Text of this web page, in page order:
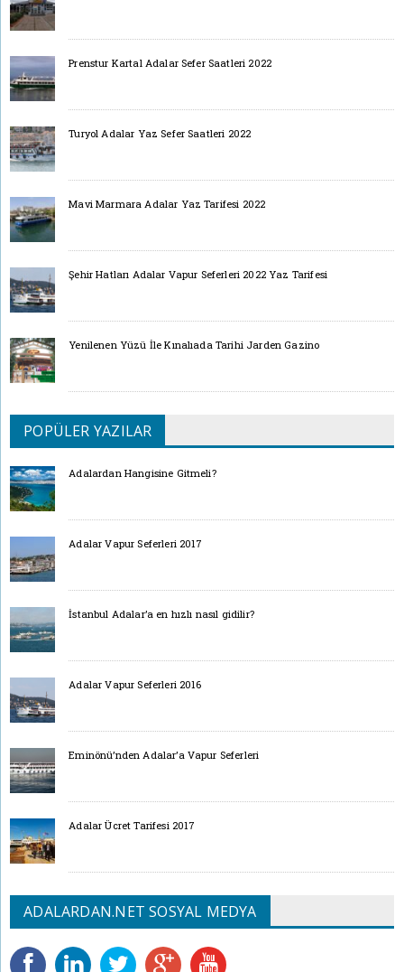
Prenstur Kartal Adalar Sefer Saatleri 2022
Turyol Adalar Yaz Sefer Saatleri 2022
Mavi Marmara Adalar Yaz Tarifesi 2022
Şehir Hatları Adalar Vapur Seferleri 2022 Yaz Tarifesi
Yenilenen Yüzü İle Kınalıada Tarihi Jarden Gazino
POPÜLER YAZILAR
Adalardan Hangisine Gitmeli?
Adalar Vapur Seferleri 2017
İstanbul Adalar’a en hızlı nasıl gidilir?
Adalar Vapur Seferleri 2016
Eminönü’nden Adalar’a Vapur Seferleri
Adalar Ücret Tarifesi 2017
ADALARDAN.NET SOSYAL MEDYA